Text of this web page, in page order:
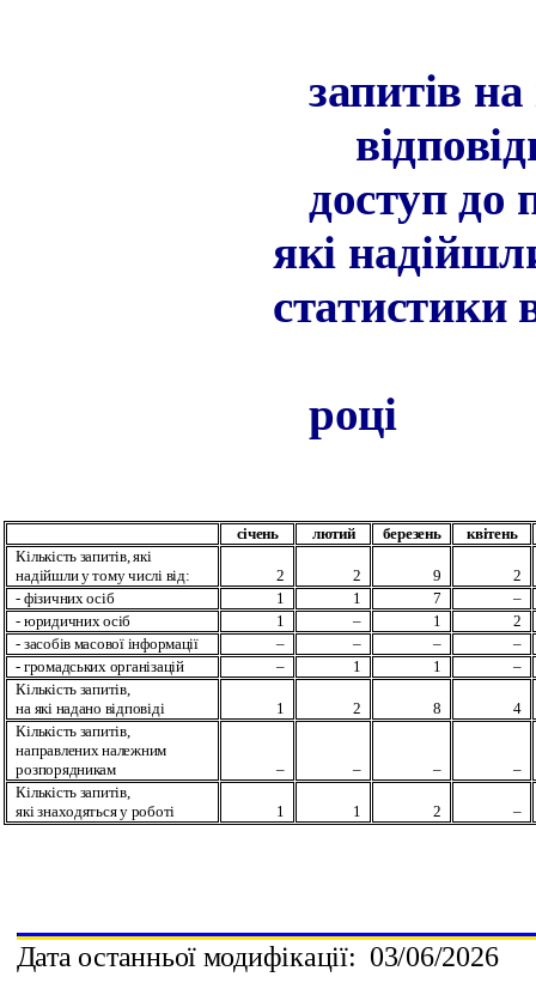
запитів
доступ до
які
статистики
році
січень лютий березень
квітень
Кількість запитів, які
надійшлиу тому числі від: 2 2 9
2
- фізичних осіб
1 1 7
–
- юридичних осіб
1 – 1
2
- засобів масової інформації – – –
–
- громадських організацій
– 1 1
–
Кількість запитів,
на які надано відповіді
1 2 8
4
Кількість запитів,
направлених належним
розпорядникам
– – –
–
Кількість запитів,
які знаходяться у роботі
1 1 2 –
Дата останньої модифікації: 03/06/2026